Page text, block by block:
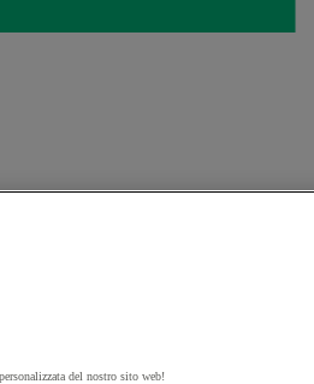
del nostro sito web!